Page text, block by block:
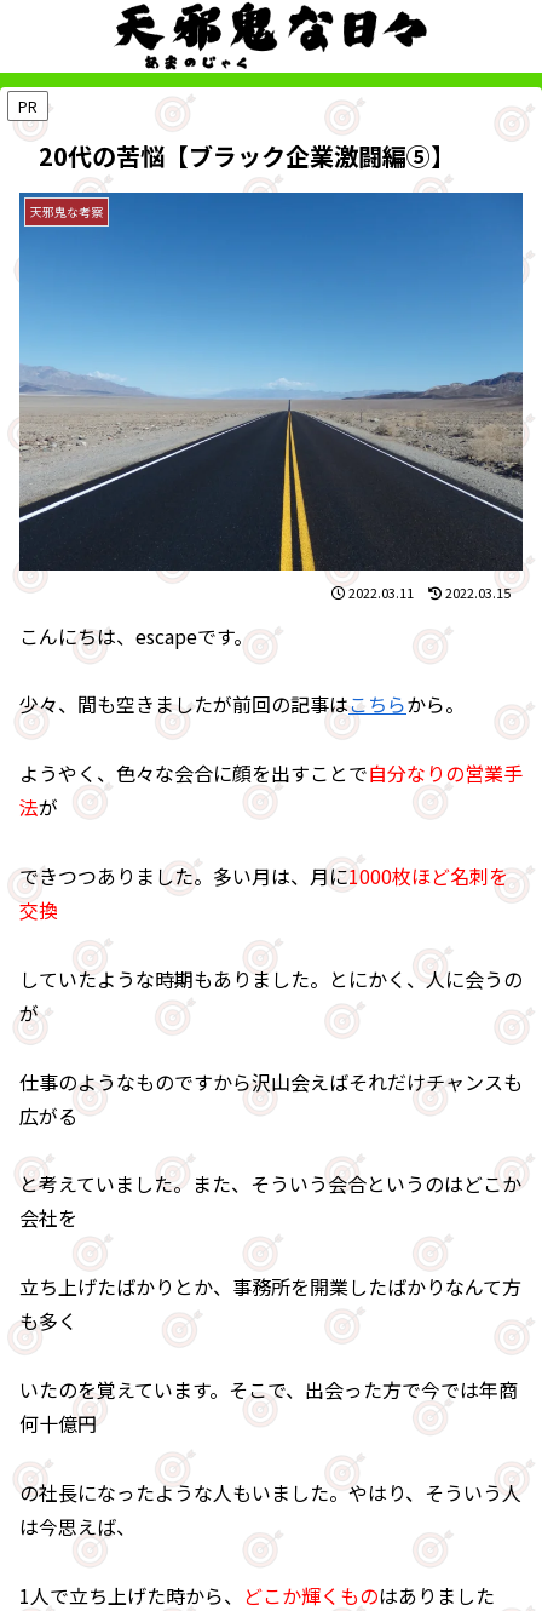
PR
20代の苦悩【ブラック企業激闘編⑤】
天邪鬼な考察
2022.03.11 2022.03.15
こんにちは、escapeです。
少々、間も空きましたが前回の記事はこちらから。
ようやく、色々な会合に顔を出すことで自分なりの営業手
法が
できつつありました。多い月は、月に1000枚ほど名刺を
交換
していたような時期もありました。とにかく、人に会うの
が
仕事のようなものですから沢山会えばそれだけチャンスも
広がる
と考えていました。また、そういう会合というのはどこか
会社を
立ち上げたばかりとか、事務所を開業したばかりなんて方
も多く
いたのを覚えています。そこで、出会った方で今では年商
何十億円
の社長になったような人もいました。やはり、そういう人
は今思えば、
1人で立ち上げた時から、 どこか輝くものはありました